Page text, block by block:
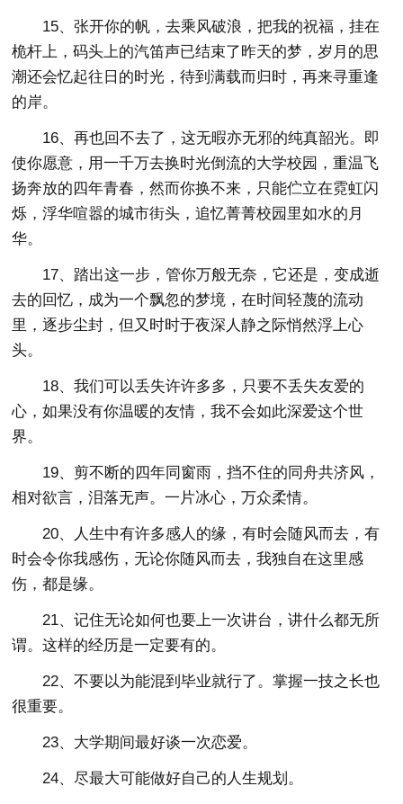
15、张开你的帆，去乘风破浪，把我的祝福，挂在
桅杆上，码头上的汽笛声已结束了昨天的梦，岁月的思
潮还会忆起往日的时光，待到满载而归时，再来寻重逢
的岸。
16、再也回不去了，这无暇亦无邪的纯真韶光。即
使你愿意，用一千万去换时光倒流的大学校园，重温飞
扬奔放的四年青春，然而你换不来，只能伫立在霓虹闪
烁，浮华喧嚣的城市街头，追忆菁菁校园里如水的月
华。
17、踏出这一步，管你万般无奈，它还是，变成逝
去的回忆，成为一个飘忽的梦境，在时间轻蔑的流动
里，逐步尘封，但又时时于夜深人静之际悄然浮上心
头。
18、我们可以丢失许许多多，只要不丢失友爱的
心，如果没有你温暖的友情，我不会如此深爱这个世
界。
19、剪不断的四年同窗雨，挡不住的同舟共济风，
相对欲言，泪落无声。一片冰心，万众柔情。
20、人生中有许多感人的缘，有时会随风而去，有
时会令你我感伤，无论你随风而去，我独自在这里感
伤，都是缘。
21、记住无论如何也要上一次讲台，讲什么都无所
谓。这样的经历是一定要有的。
22、不要以为能混到毕业就行了。掌握一技之长也
很重要。
23、大学期间最好谈一次恋爱。
24、尽最大可能做好自己的人生规划。